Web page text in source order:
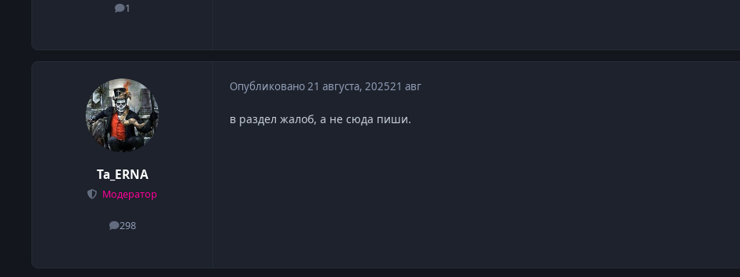
1
сообщения
Ta_ERNA
Модератор
298
сообщения
Опубликовано21 августа, 202521 авг
в раздел жалоб, а не сюда пиши.